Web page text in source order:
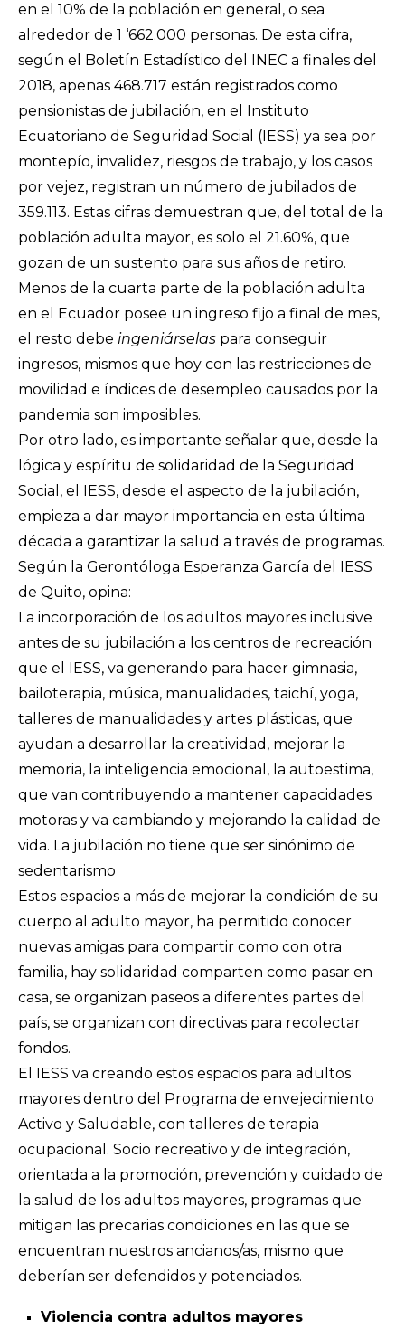
en el 10% de la población en general, o sea
alrededor de 1 ‘662.000 personas. De esta cifra,
según el Boletín Estadístico del INEC a finales del
2018, apenas 468.717 están registrados como
pensionistas de jubilación, en el Instituto
Ecuatoriano de Seguridad Social (IESS) ya sea por
montepío, invalidez, riesgos de trabajo, y los casos
por vejez, registran un número de jubilados de
359.113. Estas cifras demuestran que, del total de la
población adulta mayor, es solo el 21.60%, que
gozan de un sustento para sus años de retiro.
Menos de la cuarta parte de la población adulta
en el Ecuador posee un ingreso fijo a final de mes,
el resto debe ingeniárselas para conseguir
ingresos, mismos que hoy con las restricciones de
movilidad e índices de desempleo causados por la
pandemia son imposibles.
Por otro lado, es importante señalar que, desde la
lógica y espíritu de solidaridad de la Seguridad
Social, el IESS, desde el aspecto de la jubilación,
empieza a dar mayor importancia en esta última
década a garantizar la salud a través de programas.
Según la Gerontóloga Esperanza García del IESS
de Quito, opina:
La incorporación de los adultos mayores inclusive
antes de su jubilación a los centros de recreación
que el IESS, va generando para hacer gimnasia,
bailoterapia, música, manualidades, taichí, yoga,
talleres de manualidades y artes plásticas, que
ayudan a desarrollar la creatividad, mejorar la
memoria, la inteligencia emocional, la autoestima,
que van contribuyendo a mantener capacidades
motoras y va cambiando y mejorando la calidad de
vida. La jubilación no tiene que ser sinónimo de
sedentarismo
Estos espacios a más de mejorar la condición de su
cuerpo al adulto mayor, ha permitido conocer
nuevas amigas para compartir como con otra
familia, hay solidaridad comparten como pasar en
casa, se organizan paseos a diferentes partes del
país, se organizan con directivas para recolectar
fondos.
El IESS va creando estos espacios para adultos
mayores dentro del Programa de envejecimiento
Activo y Saludable, con talleres de terapia
ocupacional. Socio recreativo y de integración,
orientada a la promoción, prevención y cuidado de
la salud de los adultos mayores, programas que
mitigan las precarias condiciones en las que se
encuentran nuestros ancianos/as, mismo que
deberían ser defendidos y potenciados.
Violencia contra adultos mayores